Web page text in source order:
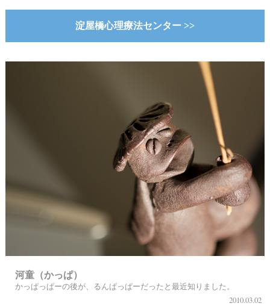
淀屋橋心理療法センター >>
河童（かっぱ）
かっぱっぱーの後が、るんぱっぱーだったと最近知りました。
2010.03.02